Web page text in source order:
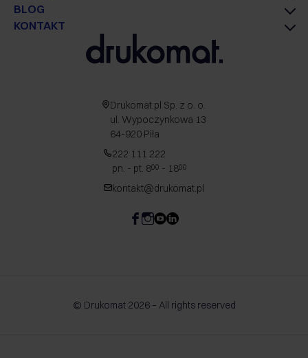
BLOG
KONTAKT
Drukomat.pl Sp. z o. o.
ul. Wypoczynkowa 13
64-920 Piła
222 111 222
pn. - pt. 800 - 1800
kontakt@drukomat.pl
© Drukomat 2026 – All rights reserved